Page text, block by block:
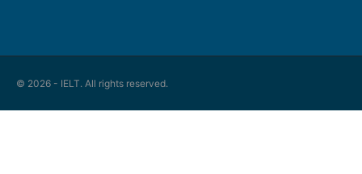
© 2026 - IELT. All rights reserved.